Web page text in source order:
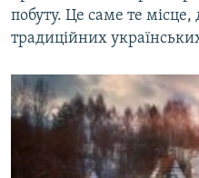
побуту. Це саме те
традиційних